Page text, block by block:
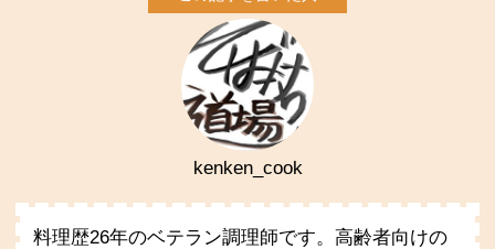
kenken_cook
料理歴26年のベテラン調理師です。高齢者向けの